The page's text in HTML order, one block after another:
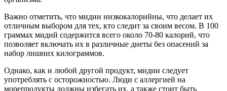
Важно отметить, что мидии низкокалорийны, что делает их
отличным выбором для тех, кто следит за своим весом. В 100
граммах мидий содержится всего около 70-80 калорий, что
позволяет включать их в различные диеты без опасений за
набор лишних килограммов.
Однако, как и любой другой продукт, мидии следует
употреблять с осторожностью. Люди с аллергией на
морепродукты должны избегать их, а также стоит быть